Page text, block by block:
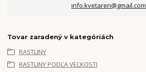
info.kvetaren@gmail.com
Tovar zaradený v kategóriách
RASTLINY
RASTLINY PODĽA VEĽKOSTI